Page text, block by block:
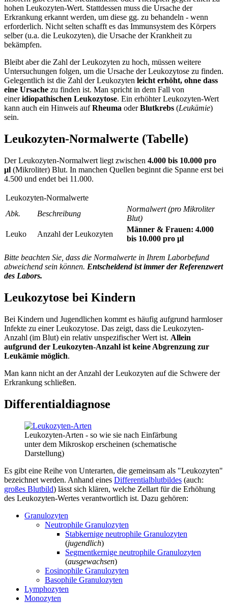
hohen Leukozyten-Wert. Stattdessen muss die Ursache der
Erkrankung erkannt werden, um diese gg. zu behandeln - wenn
erforderlich. Nicht selten schafft es das Immunsystem des Körpers
selber (u.a. die Leukozyten), die Ursache der Krankheit zu
bekämpfen.
Bleibt aber die Zahl der Leukozyten zu hoch, müssen weitere
Untersuchungen folgen, um die Ursache der Leukozytose zu finden.
Gelegentlich ist die Zahl der Leukozyten leicht erhöht, ohne dass
eine Ursache zu finden ist. Man spricht in dem Fall von
eineridiopathischen Leukozytose. Ein erhöhter Leukozyten-Wert
kann auch ein Hinweis aufRheuma oderBlutkrebs (Leukämie)
sein.
Leukozyten-Normalwerte (Tabelle)
Der Leukozyten-Normalwert liegt zwischen 4.000 bis 10.000 pro
µl (Mikroliter) Blut. In manchen Quellen beginnt die Spanne erst bei
4.500 und endet bei 11.000.
Leukozyten-Normalwerte
Abk.
Beschreibung
Normalwert (pro Mikroliter
Blut)
Leuko
Anzahl der Leukozyten
Männer & Frauen: 4.000
bis 10.000 pro µl
Bitte beachten Sie, dass die Normalwerte in Ihrem Laborbefund
abweichend sein können. Entscheidend ist immer der Referenzwert
des Labors.
Leukozytose bei Kindern
Bei Kindern und Jugendlichen kommt es häufig aufgrund harmloser
Infekte zu einer Leukozytose. Das zeigt, dass die Leukozyten-
Anzahl (im Blut) ein relativ unspezifischer Wert ist. Allein
aufgrund der Leukozyten-Anzahl ist keine Abgrenzung zur
Leukämie möglich.
Man kann nicht an der Anzahl der Leukozyten auf die Schwere der
Erkrankung schließen.
Differentialdiagnose
Leukozyten-Arten - so wie sie nach Einfärbung
unter dem Mikroskop erscheinen (schematische
Darstellung)
Es gibt eine Reihe von Unterarten, die gemeinsam als "Leukozyten"
bezeichnet werden. Anhand eines Differentialblutbildes (auch:
großes Blutbild) lässt sich klären, welche Zellart für die Erhöhung
des Leukozyten-Wertes verantwortlich ist. Dazu gehören:
Granulozyten
Neutrophile Granulozyten
Stabkernige neutrophile Granulozyten
(jugendlich)
Segmentkernige neutrophile Granulozyten
(ausgewachsen)
Eosinophile Granulozyten
Basophile Granulozyten
Lymphozyten
Monozyten